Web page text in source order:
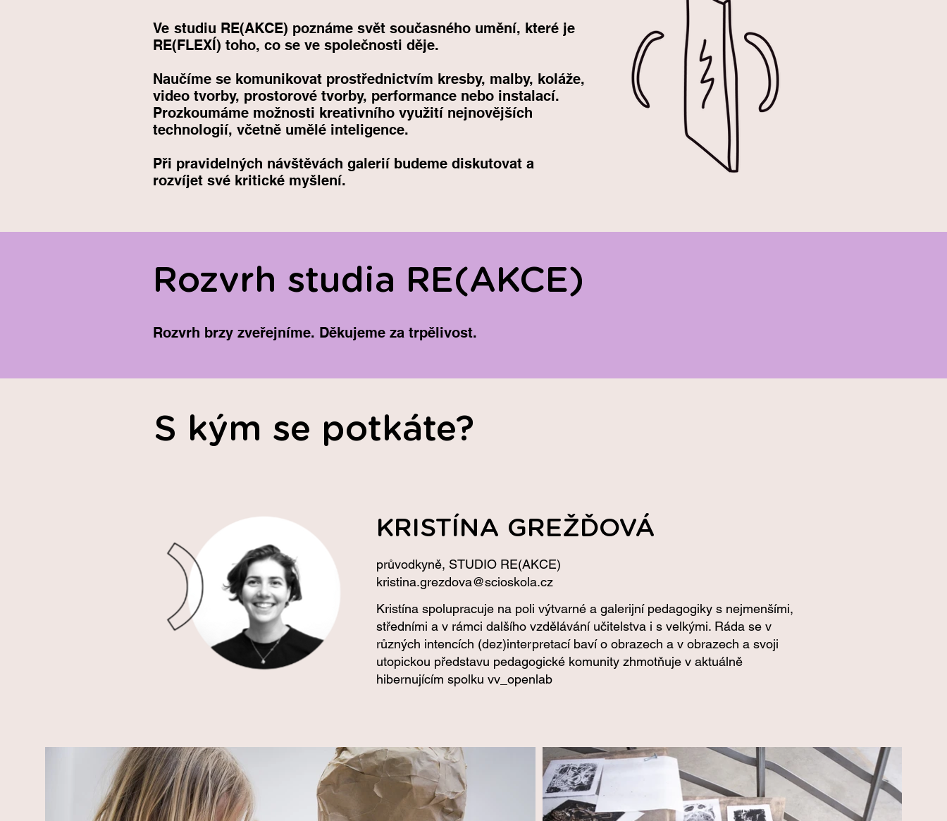
Ve studiu RE(AKCE) poznáme svět současného umění, které je
RE(FLEXÍ) toho, co se ve společnosti děje.
Naučíme se komunikovat prostřednictvím kresby, malby, koláže,
video tvorby, prostorové tvorby, performance nebo instalací.
Prozkoumáme možnosti kreativního využití nejnovějších
technologií, včetně umělé inteligence.
Při pravidelných návštěvách galerií budeme diskutovat a
rozvíjet své kritické myšlení.
Rozvrh studia RE(AKCE)
Rozvrh brzy zveřejníme. Děkujeme za trpělivost.
S kým se potkáte?
KRISTÍNA GREŽĎOVÁ
průvodkyně, STUDIO RE(AKCE)
kristina.grezdova@scioskola.cz
Kristína spolupracuje na poli výtvarné a galerijní pedagogiky s nejmenšími,
středními a v rámci dalšího vzdělávání učitelstva i s velkými. Ráda se v
různých intencích (dez)interpretací baví o obrazech a v obrazech a svoji
utopickou představu pedagogické komunity zhmotňuje v aktuálně
hibernujícím spolku vv_openlab